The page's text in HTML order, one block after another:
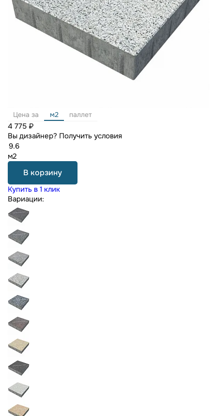
Цена за м2 паллет
4 775 ₽
Вы дизайнер? Получить условия
м2
В корзину
Купить в 1 клик
Вариации: